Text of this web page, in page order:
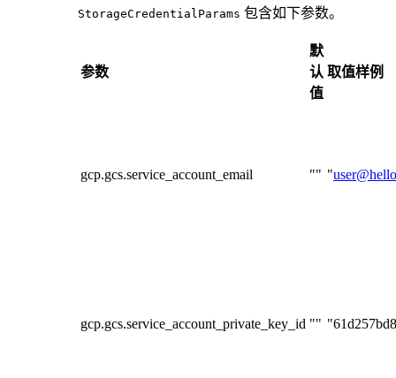
StorageCredentialParams 包含如下参数。
参数
默
认
值
取值样例
gcp.gcs.service_account_email "" "
gcp.gcs.service_account_private_key_id ""